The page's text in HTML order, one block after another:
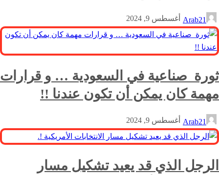
Arab21 أغسطس 9, 2024
ثورة صناعية في السعودية … و قرارات
مهمة كان يمكن أن تكون عندنا !!
Arab21 أغسطس 9, 2024
الرجل الذي قد يعيد تشكيل مسار